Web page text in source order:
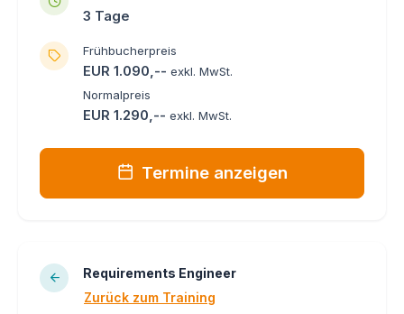
3 Tage
Frühbucherpreis
EUR 1.090,-- exkl. MwSt.
Normalpreis
EUR 1.290,-- exkl. MwSt.
Termine anzeigen
Requirements Engineer
Zurück zum Training